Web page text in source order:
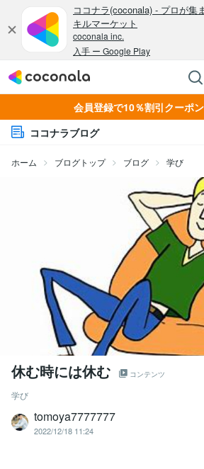
会員登録で10％割引クーポ
ココナラブログ
ホーム ブログトップ ブログ 学び
休む時には休む コンテンツ
学び
tomoya7777777
2022/12/18 11:24